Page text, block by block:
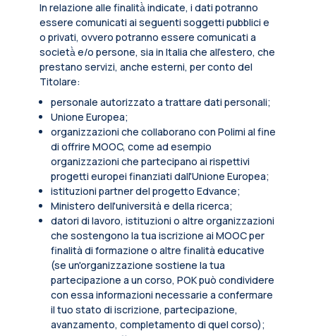
In relazione alle finalità̀ indicate, i dati potranno
essere comunicati ai seguenti soggetti pubblici e
o privati, ovvero potranno essere comunicati a
società̀ e/o persone, sia in Italia che all’estero, che
prestano servizi, anche esterni, per conto del
Titolare:
personale autorizzato a trattare dati personali;
Unione Europea;
organizzazioni che collaborano con Polimi al fine
di offrire MOOC, come ad esempio
organizzazioni che partecipano ai rispettivi
progetti europei finanziati dall'Unione Europea;
istituzioni partner del progetto Edvance;
Ministero dell'università e della ricerca;
datori di lavoro, istituzioni o altre organizzazioni
che sostengono la tua iscrizione ai MOOC per
finalità di formazione o altre finalità educative
(se un'organizzazione sostiene la tua
partecipazione a un corso, POK può condividere
con essa informazioni necessarie a confermare
il tuo stato di iscrizione, partecipazione,
avanzamento, completamento di quel corso);